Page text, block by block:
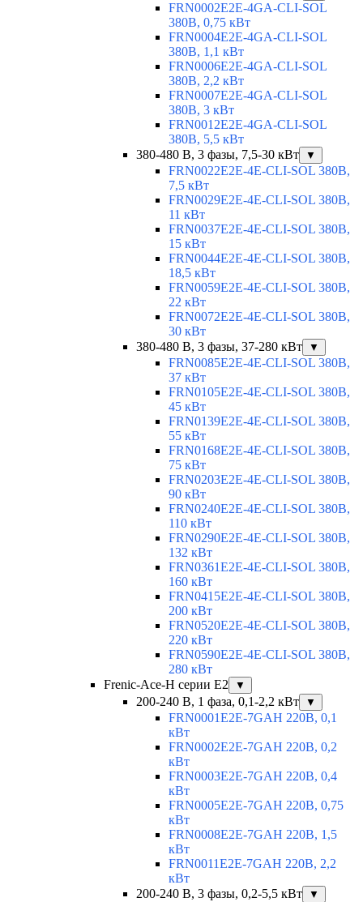
FRN0002E2E-4GA-CLI-SOL
380В, 0,75 кВт
FRN0004E2E-4GA-CLI-SOL
380В, 1,1 кВт
FRN0006E2E-4GA-CLI-SOL
380В, 2,2 кВт
FRN0007E2E-4GA-CLI-SOL
380В, 3 кВт
FRN0012E2E-4GA-CLI-SOL
380В, 5,5 кВт
380-480 В, 3 фазы, 7,5-30 кВт
▼
FRN0022E2E-4E-CLI-SOL 380В,
7,5 кВт
FRN0029E2E-4E-CLI-SOL 380В,
11 кВт
FRN0037E2E-4E-CLI-SOL 380В,
15 кВт
FRN0044E2E-4E-CLI-SOL 380В,
18,5 кВт
FRN0059E2E-4E-CLI-SOL 380В,
22 кВт
FRN0072E2E-4E-CLI-SOL 380В,
30 кВт
380-480 В, 3 фазы, 37-280 кВт
▼
FRN0085E2E-4E-CLI-SOL 380В,
37 кВт
FRN0105E2E-4E-CLI-SOL 380В,
45 кВт
FRN0139E2E-4E-CLI-SOL 380В,
55 кВт
FRN0168E2E-4E-CLI-SOL 380В,
75 кВт
FRN0203E2E-4E-CLI-SOL 380В,
90 кВт
FRN0240E2E-4E-CLI-SOL 380В,
110 кВт
FRN0290E2E-4E-CLI-SOL 380В,
132 кВт
FRN0361E2E-4E-CLI-SOL 380В,
160 кВт
FRN0415E2E-4E-CLI-SOL 380В,
200 кВт
FRN0520E2E-4E-CLI-SOL 380В,
220 кВт
FRN0590E2E-4E-CLI-SOL 380В,
280 кВт
Frenic-Ace-H серии E2
▼
200-240 В, 1 фаза, 0,1-2,2 кВт ▼
FRN0001E2E-7GAH 220В, 0,1
кВт
FRN0002E2E-7GAH 220В, 0,2
кВт
FRN0003E2E-7GAH 220В, 0,4
кВт
FRN0005E2E-7GAH 220В, 0,75
кВт
FRN0008E2E-7GAH 220В, 1,5
кВт
FRN0011E2E-7GAH 220В, 2,2
кВт
200-240 В, 3 фазы, 0,2-5,5 кВт
▼